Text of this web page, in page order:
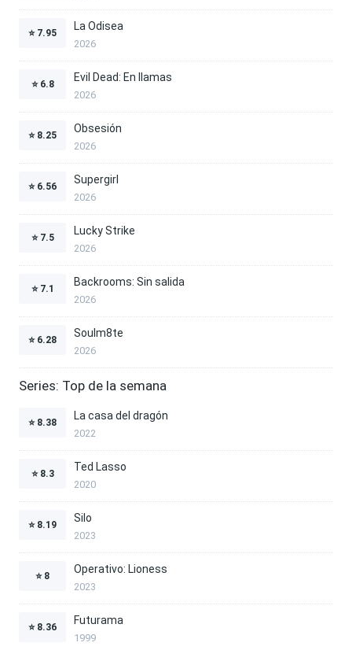
⭐ 7.95
La Odisea
2026
⭐ 6.8
Evil Dead: En llamas
2026
⭐ 8.25
Obsesión
2026
⭐ 6.56
Supergirl
2026
⭐ 7.5
Lucky Strike
2026
⭐ 7.1
Backrooms: Sin salida
2026
⭐ 6.28
Soulm8te
2026
Series: Top de la semana
⭐ 8.38
La casa del dragón
2022
⭐ 8.3
Ted Lasso
2020
⭐ 8.19
Silo
2023
⭐ 8
Operativo: Lioness
2023
⭐ 8.36
Futurama
1999